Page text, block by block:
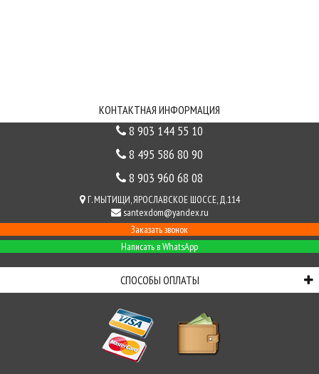
КОНТАКТНАЯ ИНФОРМАЦИЯ
8 903 144 55 10
8 495 586 80 90
8 903 960 68 08
Г. МЫТИЩИ, ЯРОСЛАВСКОЕ ШОССЕ, Д.114
santexdom@yandex.ru
Заказать звонок
Написать в WhatsApp
СПОСОБЫ ОПЛАТЫ